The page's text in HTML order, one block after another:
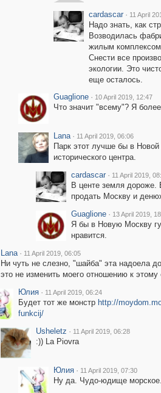
cardascar · 11 April
Надо знать, как
Возводилась
жилым
Снести все
экологии. Это
еще осталось.
Guaglione · 10 April 2019, 12:47
Что значит "всему"? Я
Lana · 11 April 2019, 06:06
Парк этот лучше бы в
исторического центра.
cardascar · 11 April 2019,
В центе земля дороже.
продать Москву и
Guaglione · 13 April 2019,
Я бы в Новую Москву
нравится.
Lana · 11 April 2019, 06:05
Ни чуть не слезно, "шайба" эта надоела
это не изменить моего отношению к
Юлия · 11 April 2019, 06:24
Будет тот же монстр http://
funkcij/
Usheletz · 11 April 2019, 06:28
:)) La Piovra
Юлия · 11 April 2019, 07:30
Ну да. Чудо-юдище